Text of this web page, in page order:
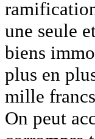
une seule
biens
plus en
mille
On peut